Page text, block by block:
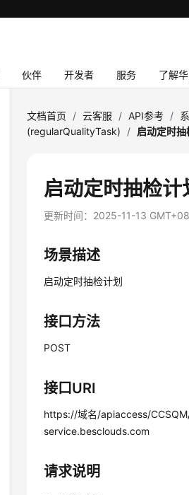
伙伴 开发者 服务 了解
文档首页 / 云客服 / API参考 /
(regularQualityTask)
/ 启动定时抽
启动定时抽检计
更新时间： 2025-11-13
场景描述
启动定时抽检计划
接口方法
POST
接口URI
https://域名/apiaccess/
service.besclouds.com
请求说明